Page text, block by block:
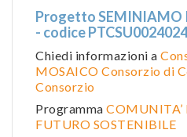
Progetto SEMINIAMO
- codice
Chiedi informazioni a
MOSAICO Consorzio di
Consorzio
Programma COMUNITA’
FUTURO SOSTENIBILE